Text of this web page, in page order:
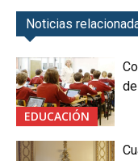
Noticias
EDUCACIÓN